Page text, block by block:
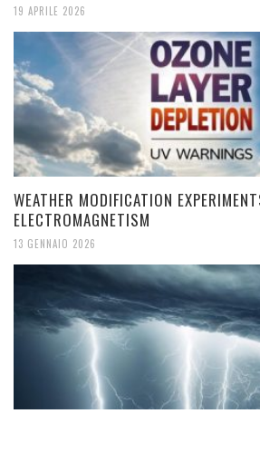
19 APRILE 2026
WEATHER MODIFICATION
ELECTROMAGNETISM
13 GENNAIO 2026